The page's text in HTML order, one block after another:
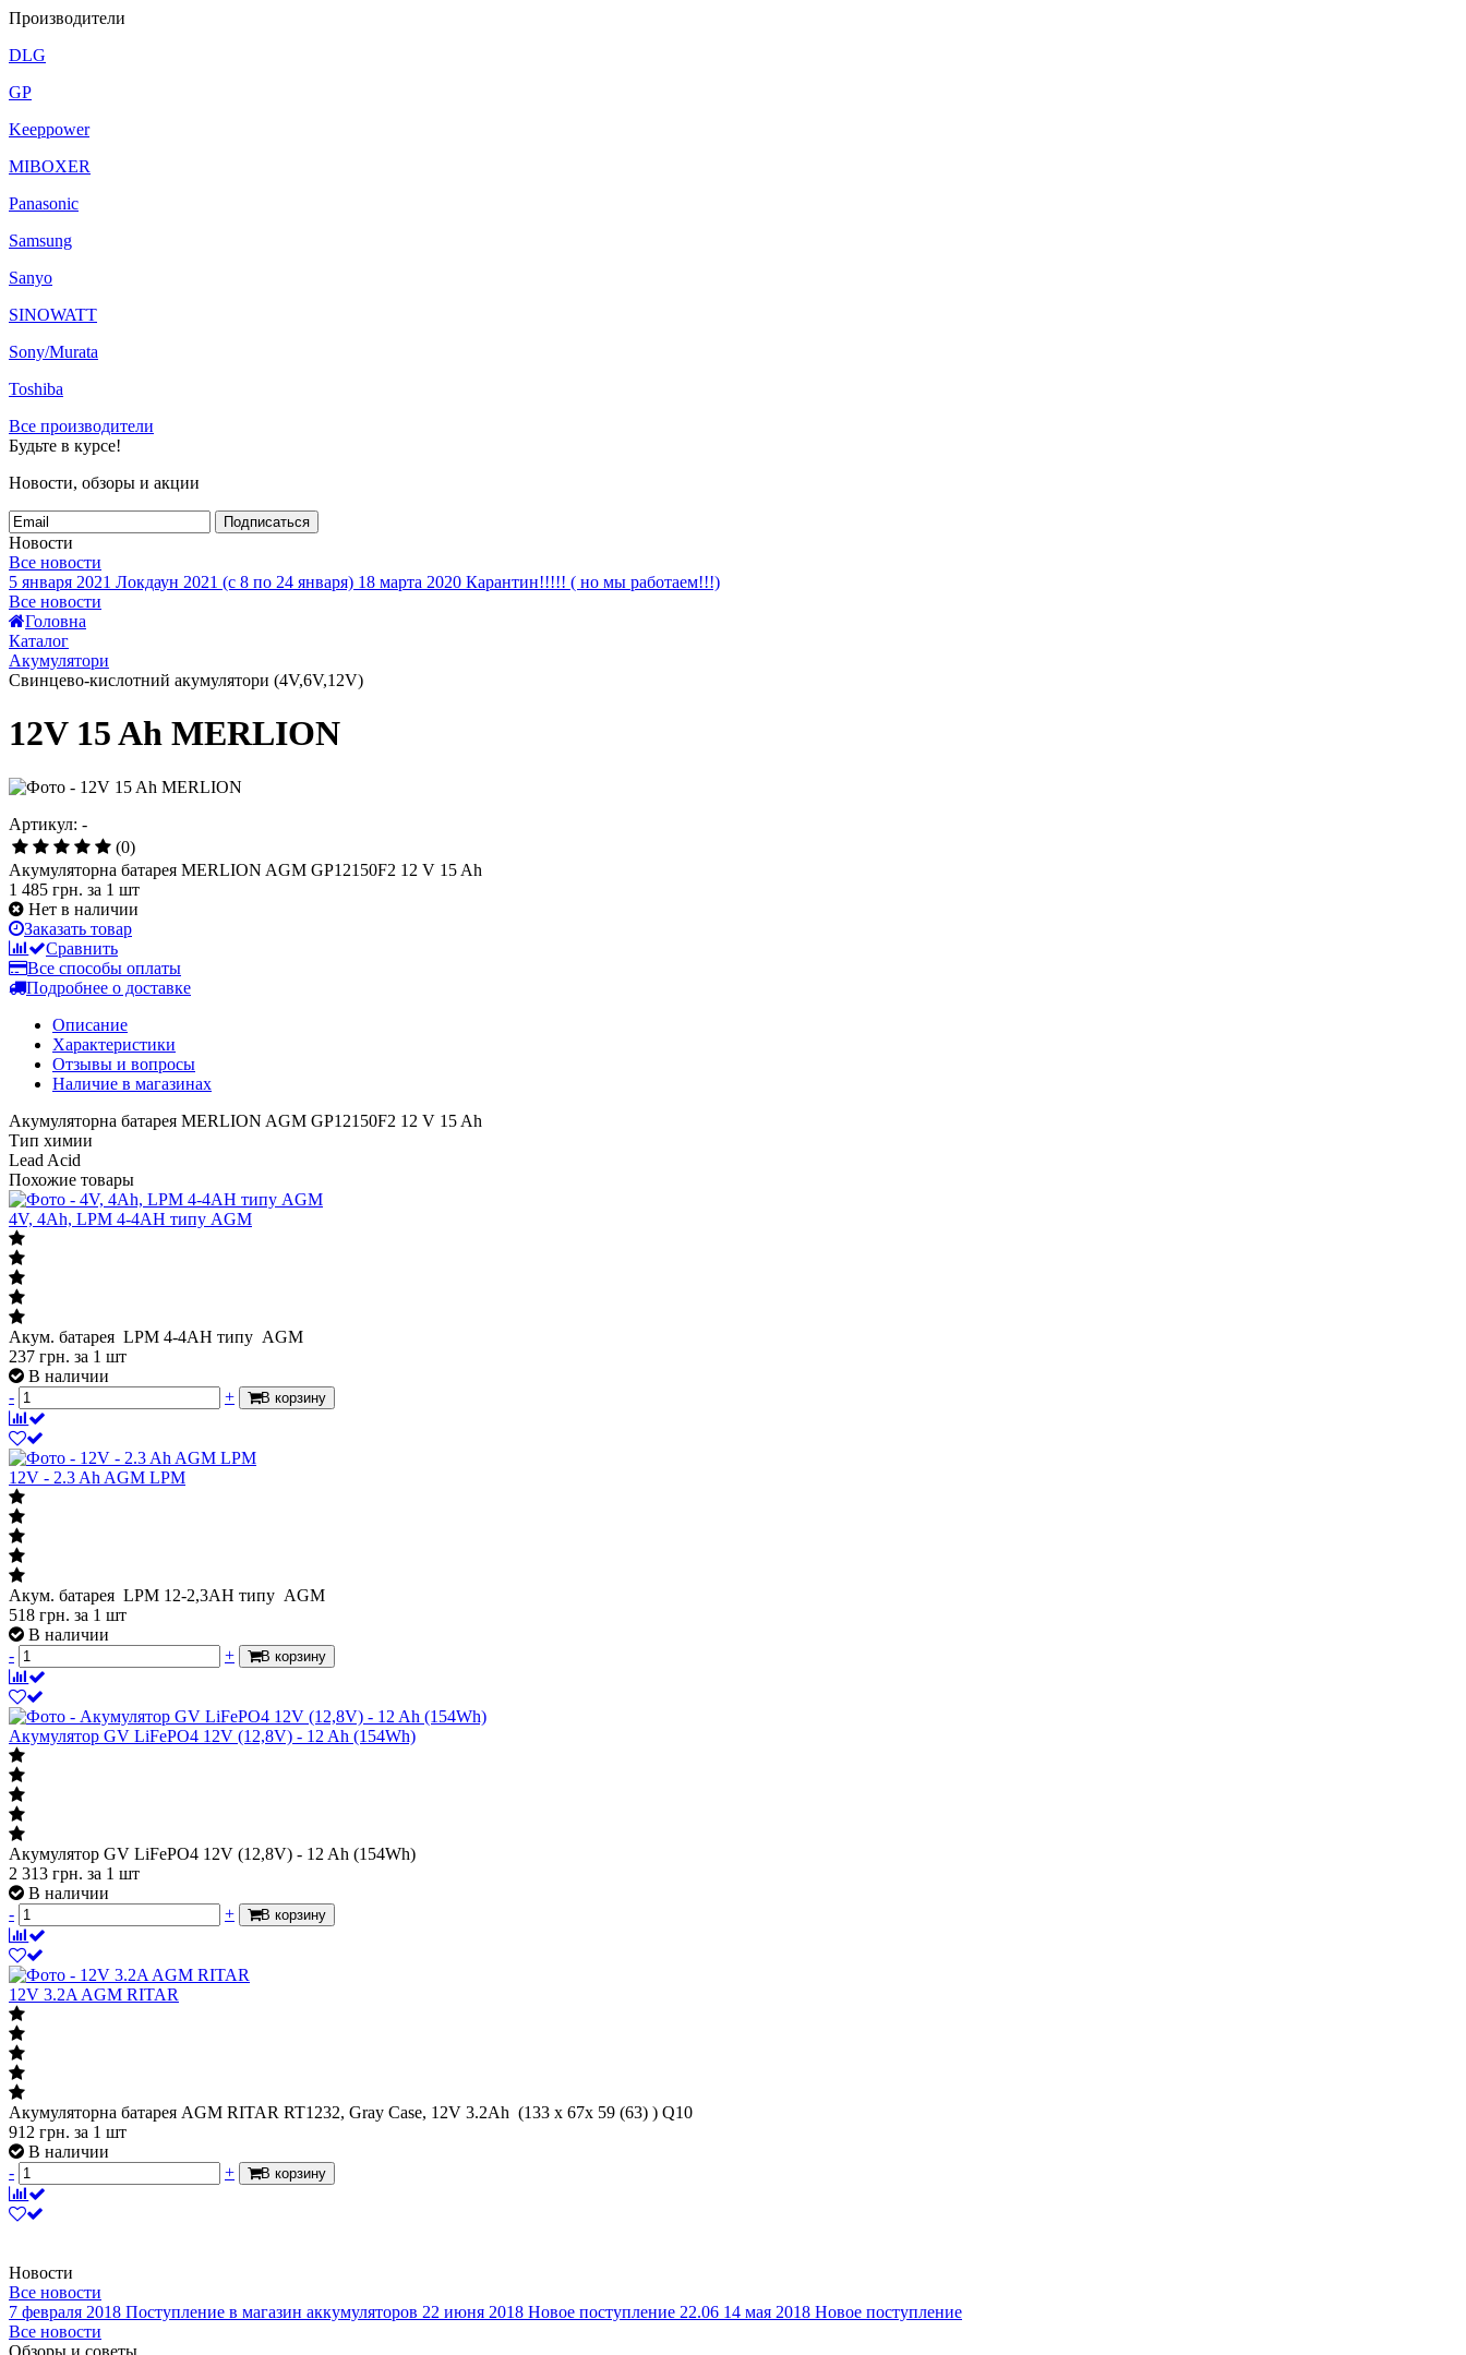
Производители
DLG
GP
Keeppower
MIBOXER
Panasonic
Samsung
Sanyo
SINOWATT
Sony/Murata
Toshiba
Все производители
Будьте в курсе!
Новости, обзоры и акции
Подписаться
Новости
Все новости
5 января 2021 Локдаун 2021 (с 8 по 24 января) 18 марта 2020 Карантин!!!!! ( но мы работаем!!!)
Все новости
Головна
Каталог
Акумулятори
Свинцево-кислотний акумулятори (4V,6V,12V)
12V 15 Ah MERLION
Артикул: -
(0)
Акумуляторна батарея MERLION AGM GP12150F2 12 V 15 Ah
1 485 грн. за 1 шт
Нет в наличии
Заказать товар
Сравнить
Все способы оплаты
Подробнее о доставке
Описание
Характеристики
Отзывы и вопросы
Наличие в магазинах
Акумуляторна батарея MERLION AGM GP12150F2 12 V 15 Ah
Тип химии
Lead Acid
Похожие товары
4V, 4Ah, LPM 4-4АН типу AGM
Акум. батарея LPM 4-4АН типу AGM
237 грн. за 1 шт
В наличии
-
+ В корзину
12V - 2.3 Ah AGM LPM
Акум. батарея LPM 12-2,3АН типу AGM
518 грн. за 1 шт
В наличии
-
+ В корзину
Акумулятор GV LiFePО4 12V (12,8V) - 12 Ah (154Wh)
Акумулятор GV LiFePО4 12V (12,8V) - 12 Ah (154Wh)
2 313 грн. за 1 шт
В наличии
-
+ В корзину
12V 3.2A AGM RITAR
Акумуляторна батарея AGM RITAR RT1232, Gray Case, 12V 3.2Ah (133 х 67х 59 (63) ) Q10
912 грн. за 1 шт
В наличии
-
+ В корзину
Новости
Все новости
7 февраля 2018 Поступление в магазин аккумуляторов 22 июня 2018 Новое поступление 22.06 14 мая 2018 Новое поступление
Все новости
Обзоры и советы